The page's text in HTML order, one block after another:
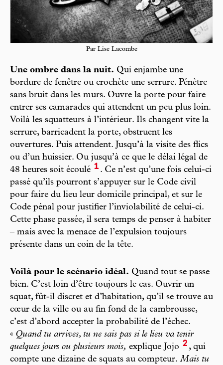
Par Lise Lacombe
Une ombre dans la nuit. Qui enjambe une
bordure de fenêtre ou crochète une serrure. Pénètre
sans bruit dans les murs. Ouvre la porte pour faire
entrer ses camarades qui attendent un peu plus loin.
Voilà les squatteurs à l’intérieur. Ils changent vite la
serrure, barricadent la porte, obstruent les
ouvertures. Puis attendent. Jusqu’à la visite des flics
ou d’un huissier. Ou jusqu’à ce que le délai légal de
48 heures soit écoulé 1 . Ce n’est qu’une fois celui-ci
passé qu’ils pourront s’appuyer sur le Code civil
pour faire du lieu leur domicile principal, et sur le
Code pénal pour justifier l’inviolabilité de celui-ci.
Cette phase passée, il sera temps de penser à habiter
– mais avec la menace de l’expulsion toujours
présente dans un coin de la tête.
Voilà pour le scénario idéal. Quand tout se passe
bien. C’est loin d’être toujours le cas. Ouvrir un
squat, fût-il discret et d’habitation, qu’il se trouve au
cœur de la ville ou au fin fond de la cambrousse,
c’est d’abord accepter la probabilité de l’échec.
« Quand tu arrives, tu ne sais pas si le lieu va tenir
quelques jours ou plusieurs mois, explique Jojo 2 , qui
compte une dizaine de squats au compteur. Mais tu